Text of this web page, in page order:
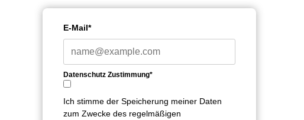
E-Mail*
Datenschutz Zustimmung*
Ich stimme der Speicherung meiner Daten
zum Zwecke des regelmäßigen